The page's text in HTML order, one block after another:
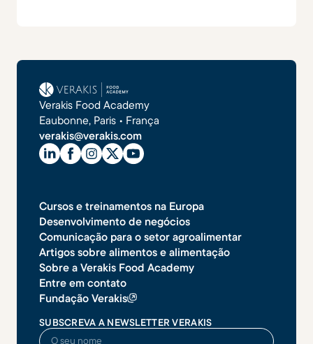
Verakis Food Academy
Eaubonne, Paris • França
verakis@verakis.com
Cursos e treinamentos na Europa
Desenvolvimento de negócios
Comunicação para o setor agroalimentar
Artigos sobre alimentos e alimentação
Sobre a Verakis Food Academy
Entre em contato
Fundação Verakis
SUBSCREVA A NEWSLETTER VERAKIS
O seu nome